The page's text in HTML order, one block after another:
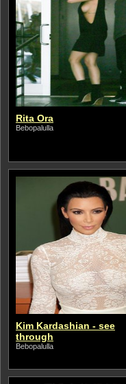
Rita Ora
Bebopalulla
Kim Kardashian - see
through
Bebopalulla